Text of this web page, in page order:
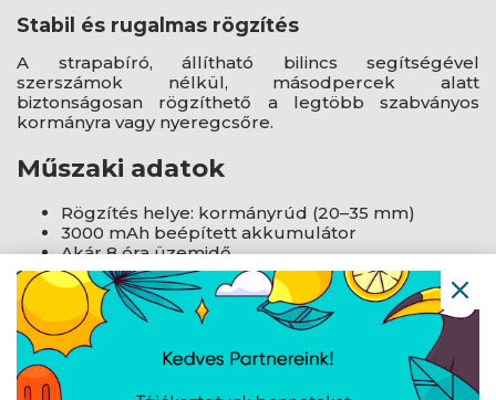
Stabil és rugalmas rögzítés
A strapabíró, állítható bilincs segítségével
szerszámok nélkül, másodpercek alatt
biztonságosan rögzíthető a legtöbb szabványos
kormányra vagy nyeregcsőre.
Műszaki adatok
Rögzítés helye: kormányrúd (20–35 mm)
3000 mAh beépített akkumulátor
Akár 8 óra üzemidő
USB Type-C tápcsatlakozó
600 lm fényerő
3000/6000 K színhőmérséklet
4 üzemmód (erős, közepes, gyenge, villogás)
IP68 időjárásállóság
Méret: 85×58 mm
Tömeg: 430 g